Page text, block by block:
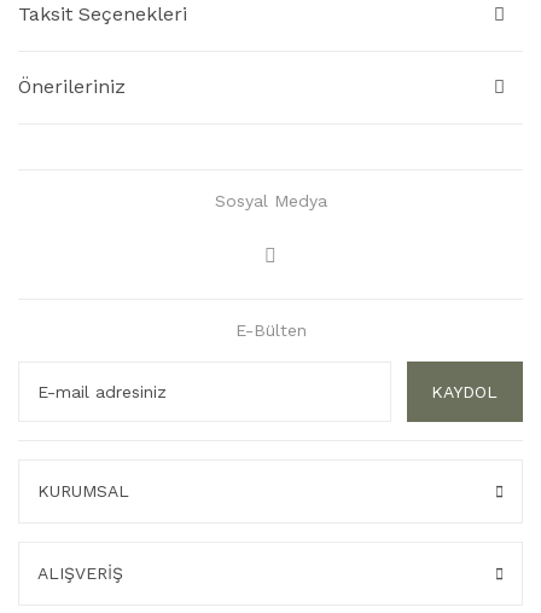
Taksit Seçenekleri
Önerileriniz
Sosyal Medya
E-Bülten
KAYDOL
KURUMSAL
ALIŞVERİŞ